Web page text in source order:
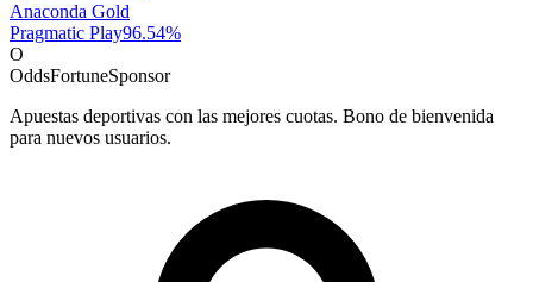
Anaconda Gold
Pragmatic Play96.54%
O
OddsFortuneSponsor
Apuestas deportivas con las mejores cuotas. Bono de bienvenida
para nuevos usuarios.